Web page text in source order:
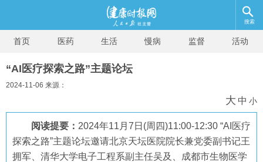
搜索
首页 医药 生活 慢病 监督 活动
“AI医疗探索之路”主题论坛
2024-11-06 来源：
大 中 小
阅读提要： 2024年11月7日(周四)11:00-12:30 “AI医疗
探索之路”主题论坛邀请北京天坛医院院长兼党委副书记王
拥军、清华大学电子工程系副主任吴及、成都市生物医学